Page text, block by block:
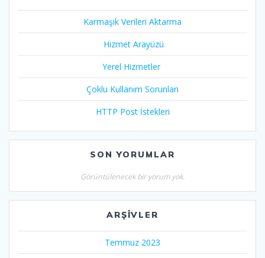
Karmaşık Verileri Aktarma
Hizmet Arayüzü
Yerel Hizmetler
Çoklu Kullanım Sorunları
HTTP Post İstekleri
SON YORUMLAR
Görüntülenecek bir yorum yok.
ARŞIVLER
Temmuz 2023